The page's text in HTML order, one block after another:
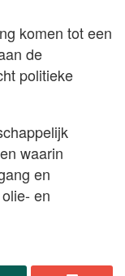
komen tot een
de
politieke
waarin
en
en